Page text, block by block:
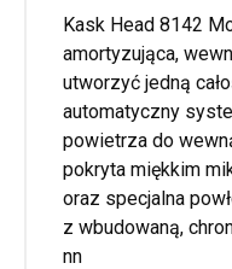
Kask Head 8142
amortyzująca,
utworzyć jedną
automatyczny
powietrza do
pokryta miękkim
oraz specjalna
z wbudowaną,
nn